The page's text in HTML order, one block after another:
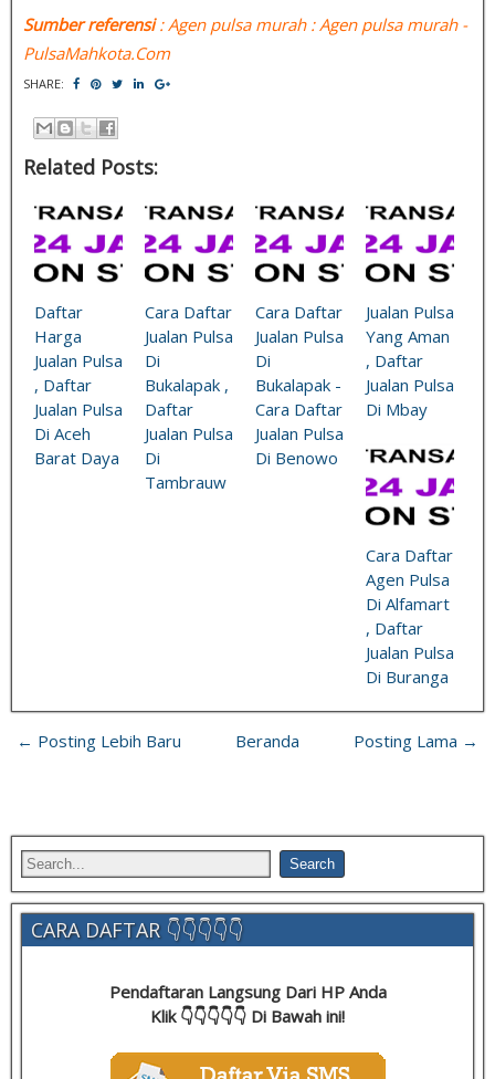
Sumber referensi: Agen pulsa murah : Agen pulsa murah -
PulsaMahkota.Com
SHARE:
Related Posts:
Daftar
Harga
Jualan Pulsa
, Daftar
Jualan Pulsa
Di Aceh
Barat Daya
Cara Daftar
Jualan Pulsa
Di
Bukalapak ,
Daftar
Jualan Pulsa
Di
Tambrauw
Cara Daftar
Jualan Pulsa
Di
Bukalapak -
Cara Daftar
Jualan Pulsa
Di Benowo
Jualan Pulsa
Yang Aman
, Daftar
Jualan Pulsa
Di Mbay
Cara Daftar
Agen Pulsa
Di Alfamart
, Daftar
Jualan Pulsa
Di Buranga
← Posting Lebih Baru Posting Lama →
Beranda
CARA DAFTAR 👇👇👇👇👇
Pendaftaran Langsung Dari HP Anda
Klik 👇👇👇👇👇 Di Bawah ini!